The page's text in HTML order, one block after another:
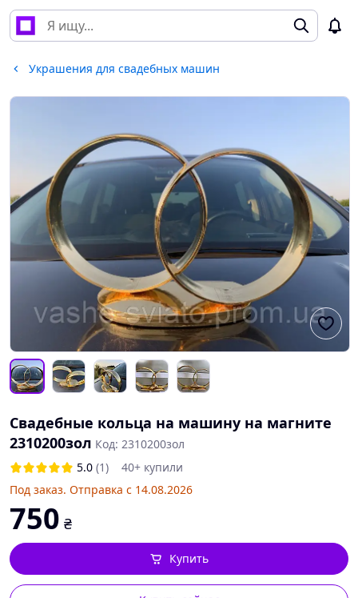
Украшения для свадебных машин
Свадебные кольца на машину на магните
2310200зол Код: 2310200зол
5.0 (1)
40+ купили
Под заказ. Отправка с 14.08.2026
750 ₴
Купить